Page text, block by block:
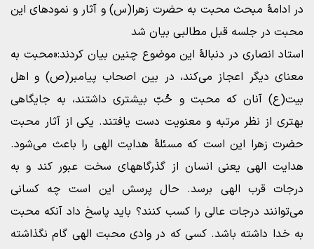
در ادامۀ مبحث محبت به حضرت زهرا(س) و آثار و نمودهای این
محبت در جلسه قبل مطالبی بیان شد
استاد انصاری در دنبالۀ این موضوع چنین بیان کردند:«محبت به
معنای دیگر اعجاز می‌کند، در بین اصحاب پیامبر(ص) و اهل
بیت(ع) آنان که محبت و حُبّ بیشتری داشتند، به جایگاهی
بهتری از نظر مرتبه و معنویت دست یافتند. یکی از آثار محبت
حضرت زهرا این است که مسئلۀ هدایت الهی را باعث می‌شود.
هدایت الهی یعنی انسان از گذرگاههای سخت عبور کند و به
درجات قرب الهی برسد. حال پرسش این است چه کسانی
می‌توانند درجات عالی را کسب کنند؟ باید پاسخ داد آنکه محبت
به خدا داشته باشد. کسی که در وادی محبت الهی گام نگذاشته